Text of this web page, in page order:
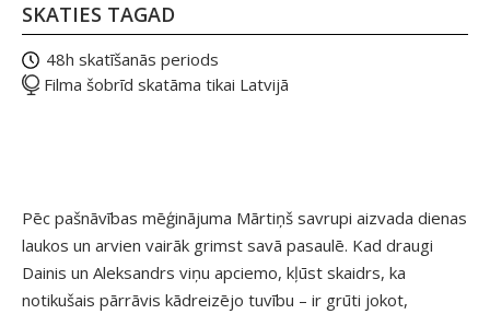
SKATIES TAGAD
48h skatīšanās periods
Filma šobrīd skatāma tikai Latvijā
Pēc pašnāvības mēģinājuma Mārtiņš savrupi aizvada dienas
laukos un arvien vairāk grimst savā pasaulē. Kad draugi
Dainis un Aleksandrs viņu apciemo, kļūst skaidrs, ka
notikušais pārrāvis kādreizējo tuvību – ir grūti jokot,